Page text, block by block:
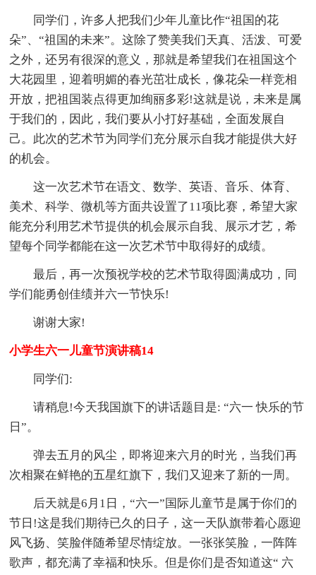
同学们，许多人把我们少年儿童比作“祖国的花
朵”、“祖国的未来”。这除了赞美我们天真、活泼、可爱
之外，还另有很深的意义，那就是希望我们在祖国这个
大花园里，迎着明媚的春光茁壮成长，像花朵一样竞相
开放，把祖国装点得更加绚丽多彩!这就是说，未来是属
于我们的，因此，我们要从小打好基础，全面发展自
己。此次的艺术节为同学们充分展示自我才能提供大好
的机会。
这一次艺术节在语文、数学、英语、音乐、体育、
美术、科学、微机等方面共设置了11项比赛，希望大家
能充分利用艺术节提供的机会展示自我、展示才艺，希
望每个同学都能在这一次艺术节中取得好的成绩。
最后，再一次预祝学校的艺术节取得圆满成功，同
学们能勇创佳绩并六一节快乐!
谢谢大家!
小学生六一儿童节演讲稿14
同学们:
请稍息!今天我国旗下的讲话题目是: “六一 快乐的节
日”。
弹去五月的风尘，即将迎来六月的时光，当我们再
次相聚在鲜艳的五星红旗下，我们又迎来了新的一周。
后天就是6月1日，“六一”国际儿童节是属于你们的
节日!这是我们期待已久的日子，这一天队旗带着心愿迎
风飞扬、笑脸伴随希望尽情绽放。一张张笑脸，一阵阵
歌声，都充满了幸福和快乐。但是你们是否知道这“ 六